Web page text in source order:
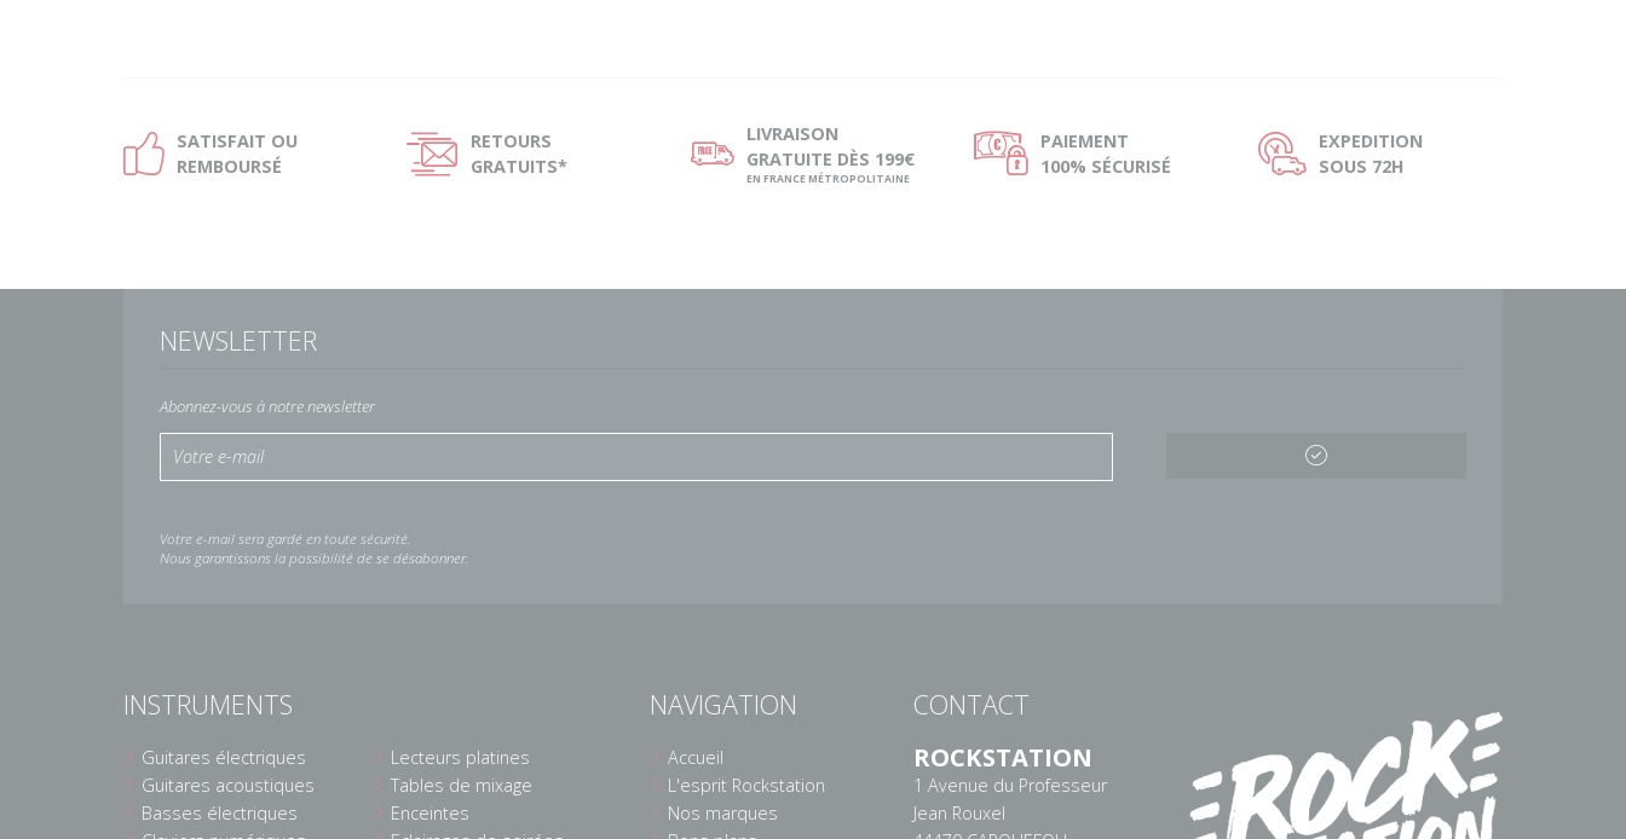
Ð SATISFAIT OU
REMBOURSÉ
Ñ
RETOURS
GRATUITS*
ø LIVRAISON
GRATUITE DÈS 199€
EN FRANCE MÉTROPOLITAINE
Ø PAIEMENT
100% SÉCURISÉ
Ù
EXPEDITION
SOUS 72H
NEWSLETTER
Abonnez-vous à notre newsletter
Votre e-mail sera gardé en toute sécurité.
Nous garantissons la possibilité de se désabonner.
INSTRUMENTS
Guitares électriques
Guitares acoustiques
Basses électriques
Lecteurs platines
Tables de mixage
Enceintes
NAVIGATION
Accueil
L'esprit Rockstation
Nos marques
CONTACT
ROCKSTATION
1 Avenue du Professeur
Jean Rouxel